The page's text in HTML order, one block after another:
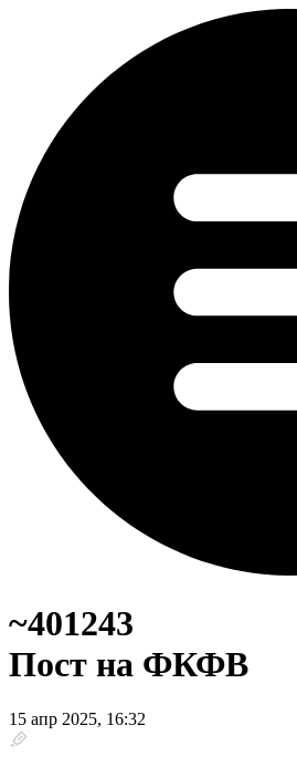
~401243
Пост на ФКФВ
15 апр 2025, 16:32